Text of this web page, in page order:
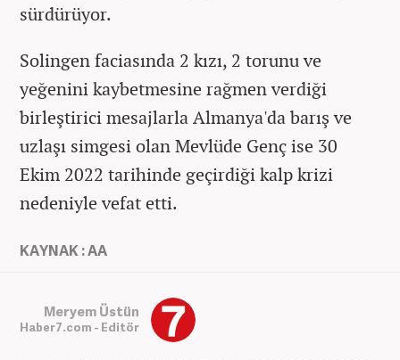
sürdürüyor.
Solingen faciasında 2 kızı, 2 torunu ve
yeğenini kaybetmesine rağmen verdiği
birleştirici mesajlarla Almanya'da barış ve
uzlaşı simgesi olan Mevlüde Genç ise 30
Ekim 2022 tarihinde geçirdiği kalp krizi
nedeniyle vefat etti.
KAYNAK : AA
Meryem Üstün
Haber7.com - Editör